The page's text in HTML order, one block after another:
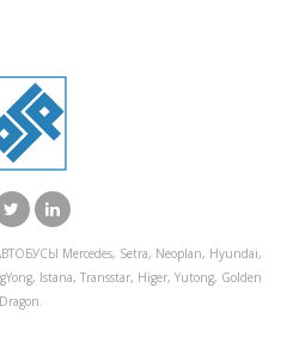
Mercedes, Setra, Neoplan, Hyundai,
Istana, Transstar, Higer, Yutong, Golden
Dragon.